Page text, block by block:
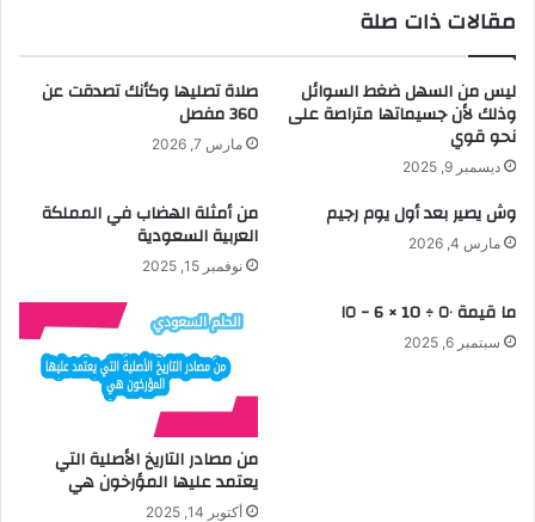
مقالات ذات صلة
ليس من السهل ضغط السوائل
وذلك لأن جسيماتها متراصة على
نحو قوي
ديسمبر 9, 2025
صلاة تصليها وكأنك تصدقت عن
360 مفصل
مارس 7, 2026
وش يصير بعد أول يوم رجيم
مارس 4, 2026
من أمثلة الهضاب في المملكة
العربية السعودية
نوفمبر 15, 2025
ما قيمة ٥٠ ÷ 10 × 6 − ١٥
سبتمبر 6, 2025
من مصادر التاريخ الأصلية التي
يعتمد عليها المؤرخون هي
أكتوبر 14, 2025